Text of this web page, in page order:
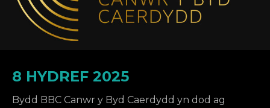
8 HYDREF 2025
Bydd BBC Canwr y Byd Caerdydd yn dod ag